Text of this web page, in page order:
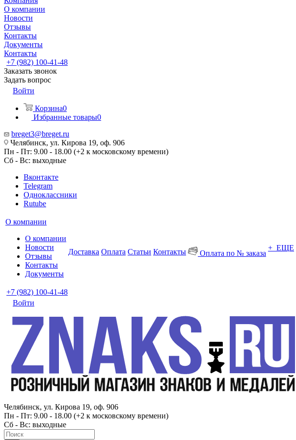
О компании
Новости
Отзывы
Контакты
Документы
Контакты
+7 (982) 100-41-48
Заказать звонок
Задать вопрос
Войти
Корзина0
Избранные товары0
breget3@breget.ru
Челябинск, ул. Кирова 19, оф. 906
Пн - Пт: 9.00 - 18.00 (+2 к московскому времени)
Сб - Вс: выходные
Вконтакте
Telegram
Одноклассники
Rutube
О компании
О компании
Новости
Отзывы
Контакты
Документы
Доставка Оплата Статьи Контакты Оплата по № заказа
+ ЕЩЕ
+7 (982) 100-41-48
Войти
Челябинск, ул. Кирова 19, оф. 906
Пн - Пт: 9.00 - 18.00 (+2 к московскому времени)
Сб - Вс: выходные